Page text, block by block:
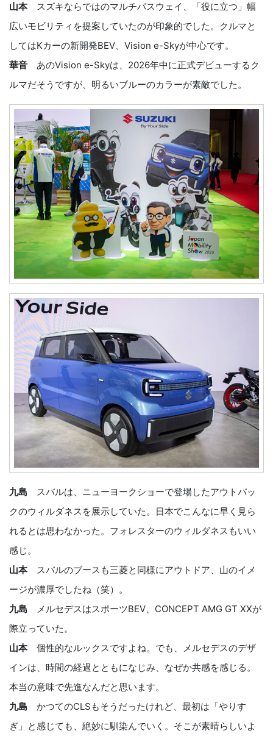
山本スズキならではのマルチパスウェイ、「役に立つ」幅
広いモビリティを提案していたのが印象的でした。クルマと
してはKカーの新開発BEV、Vision e-Skyが中心です。
華音 あのVision e-Skyは、2026年中に正式デビューするク
ルマだそうですが、明るいブルーのカラーが素敵でした。
九島 スバルは、ニューヨークショーで登場したアウトバッ
クのウィルダネスを展示していた。日本でこんなに早く見ら
れるとは思わなかった。フォレスターのウィルダネスもいい
感じ。
山本スバルのブースも三菱と同様にアウトドア、山のイメ
ージが濃厚でしたね（笑）。
九島 メルセデスはスポーツBEV、CONCEPT AMG GT XXが
際立っていた。
山本個性的なルックスですよね。でも、メルセデスのデザ
インは、時間の経過とともになじみ、なぜか共感を感じる。
本当の意味で先進なんだと思います。
九島 かつてのCLSもそうだったけれど、最初は「やりす
ぎ」と感じても、絶妙に馴染んでいく。そこが素晴らしいよ